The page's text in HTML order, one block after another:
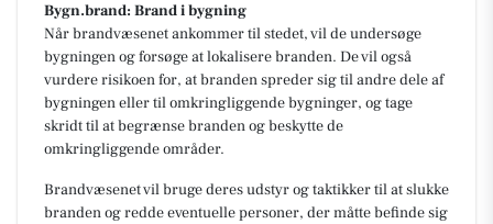
Bygn.brand: Brand i bygning
Når brandvæsenet ankommer til stedet, vil de undersøge
bygningen og forsøge at lokalisere branden. De vil også
vurdere risikoen for, at branden spreder sig til andre dele af
bygningen eller til omkringliggende bygninger, og tage
skridt til at begrænse branden og beskytte de
omkringliggende områder.
Brandvæsenet vil bruge deres udstyr og taktikker til at slukke
branden og redde eventuelle personer, der måtte befinde sig